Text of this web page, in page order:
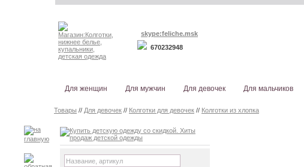
skype:feliche.msk
670232948
Для женщин Для мужчин Для девочек Для мальчиков
Товары // Для девочек // Колготки для девочек // Колготки из хлопка